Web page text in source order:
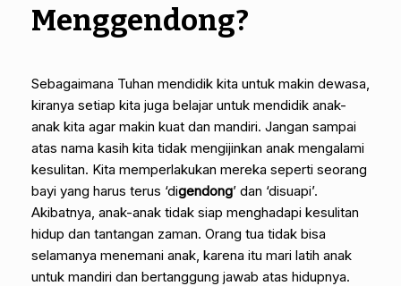
Menggendong?
Sebagaimana Tuhan mendidik kita untuk makin dewasa,
kiranya setiap kita juga belajar untuk mendidik anak-
anak kita agar makin kuat dan mandiri. Jangan sampai
atas nama kasih kita tidak mengijinkan anak mengalami
kesulitan. Kita memperlakukan mereka seperti seorang
bayi yang harus terus ‘digendong’ dan ‘disuapi’.
Akibatnya, anak-anak tidak siap menghadapi kesulitan
hidup dan tantangan zaman. Orang tua tidak bisa
selamanya menemani anak, karena itu mari latih anak
untuk mandiri dan bertanggung jawab atas hidupnya.